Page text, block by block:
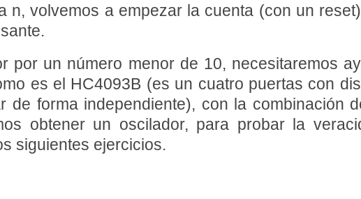
n, volvemos a empezar la cuenta (con un
por un número menor de 10, necesitaremos
es el HC4093B (es un cuatro puertas con
de forma independiente), con la combinación
obtener un oscilador, para probar la
siguientes ejercicios.